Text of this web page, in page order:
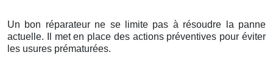
Un bon réparateur ne se limite pas à résoudre la panne
actuelle. Il met en place des actions préventives pour éviter
les usures prématurées.